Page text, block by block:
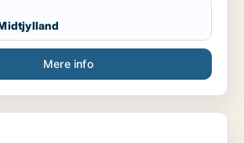
Mere info
som lærer / pædagog / voksenunderviser